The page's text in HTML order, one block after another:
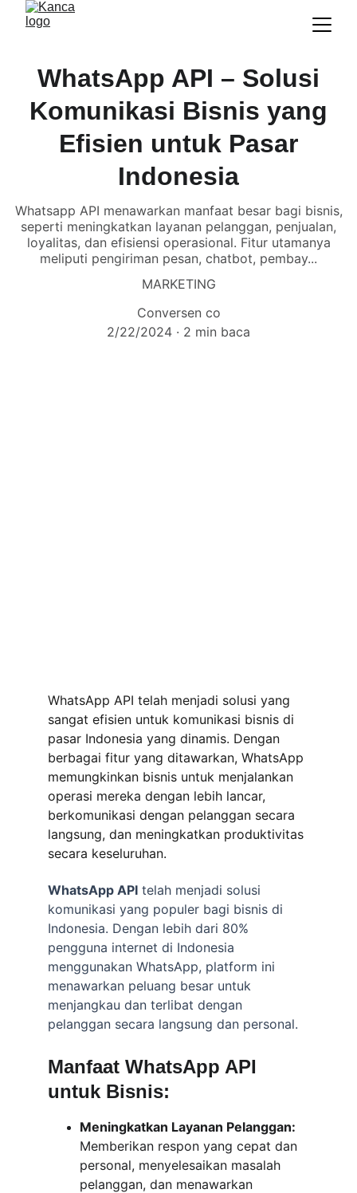
WhatsApp API – Solusi
Komunikasi Bisnis yang
Efisien untuk Pasar
Indonesia
Whatsapp API menawarkan manfaat besar bagi bisnis,
seperti meningkatkan layanan pelanggan, penjualan,
loyalitas, dan efisiensi operasional. Fitur utamanya
meliputi pengiriman pesan, chatbot, pembay...
MARKETING
Conversen co
2/22/2024
2 min baca
WhatsApp API telah menjadi solusi yang
sangat efisien untuk komunikasi bisnis di
pasar Indonesia yang dinamis. Dengan
berbagai fitur yang ditawarkan, WhatsApp
memungkinkan bisnis untuk menjalankan
operasi mereka dengan lebih lancar,
berkomunikasi dengan pelanggan secara
langsung, dan meningkatkan produktivitas
secara keseluruhan.
WhatsApp API telah menjadi solusi
komunikasi yang populer bagi bisnis di
Indonesia. Dengan lebih dari 80%
pengguna internet di Indonesia
menggunakan WhatsApp, platform ini
menawarkan peluang besar untuk
menjangkau dan terlibat dengan
pelanggan secara langsung dan personal.
Manfaat WhatsApp API
untuk Bisnis:
Meningkatkan Layanan Pelanggan:
Memberikan respon yang cepat dan
personal, menyelesaikan masalah
pelanggan, dan menawarkan